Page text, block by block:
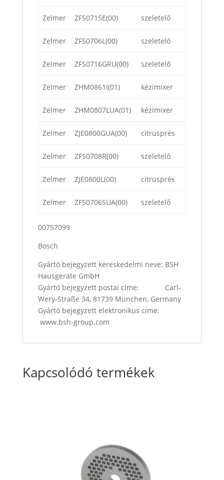
Zelmer ZFS0715E(00) szeletelő
Zelmer ZFS0706L(00) szeletelő
Zelmer ZFS0716GRU(00) szeletelő
Zelmer ZHM0861I(01) kézimixer
Zelmer ZHM0807LUA(01) kézimixer
Zelmer ZJE0800GUA(00) citrusprés
Zelmer ZFS0708R(00) szeletelő
Zelmer ZJE0800L(00) citrusprés
Zelmer ZFS0706SUA(00) szeletelő
00757099
Bosch
Gyártó bejegyzett kereskedelmi neve: BSH
Hausgeräte GmbH
Gyártó bejegyzett postai címe: Carl-
Wery-Straße 34, 81739 München, Germany
Gyártó bejegyzett elektronikus címe:
www.bsh-group.com
Kapcsolódó termékek